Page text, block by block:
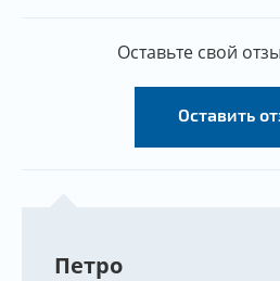
Оставьте свой
Оставить
Петро